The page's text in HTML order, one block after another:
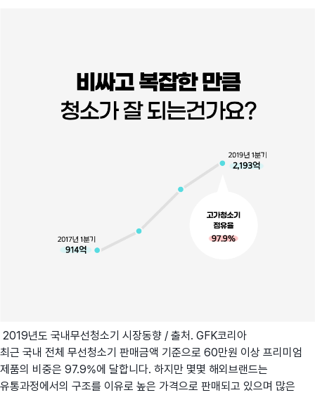
2019년도 국내무선청소기 시장동향 / 출처. GFK코리아
최근 국내 전체 무선청소기 판매금액 기준으로 60만원 이상 프리미엄
제품의 비중은 97.9%에 달합니다. 하지만 몇몇 해외브랜드는
유통과정에서의 구조를 이유로 높은 가격으로 판매되고 있으며 많은